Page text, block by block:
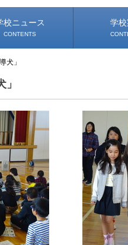
校ニュース
CONTENTS
全
健室から
部活から
事業
学
犬」